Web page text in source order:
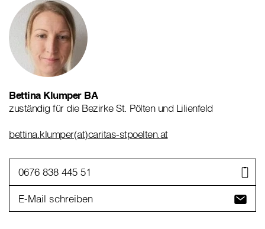
Bettina Klumper BA
zuständig für die Bezirke St. Pölten und Lilienfeld
bettina.klumper(at)caritas-stpoelten.at
0676 838 445 51
E-Mail schreiben